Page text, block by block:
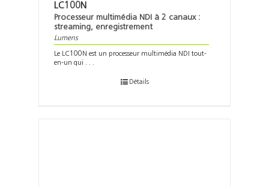
LC100N
Processeur multimédia NDI à 2 canaux :
streaming, enregistrement
Lumens
Le LC100N est un processeur multimédia NDI tout-
en-un qui . . .
Détails